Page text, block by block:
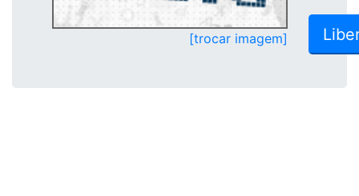
[trocar imagem]